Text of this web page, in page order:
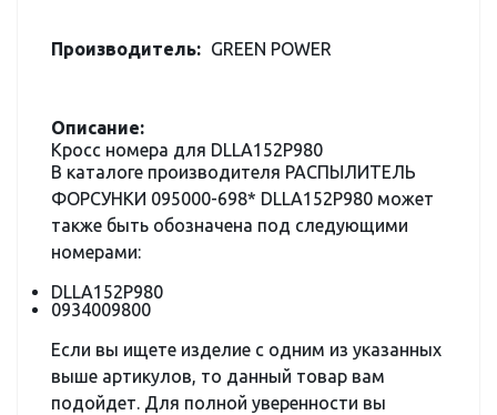
Производитель: GREEN POWER
Описание:
Кросс номера для DLLA152P980
В каталоге производителя РАСПЫЛИТЕЛЬ
ФОРСУНКИ 095000-698* DLLA152P980 может
также быть обозначена под следующими
номерами:
DLLA152P980
0934009800
Если вы ищете изделие с одним из указанных
выше артикулов, то данный товар вам
подойдет. Для полной уверенности вы